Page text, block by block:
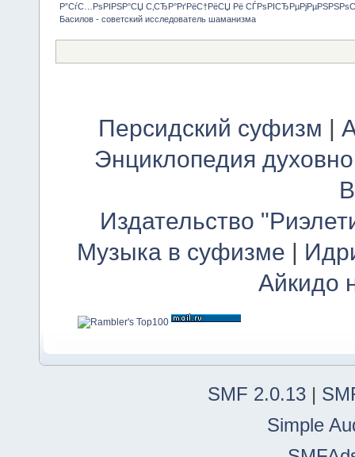
Р”СѓС…РѕРІРЅР°СЏ С‚СЂР°РґРёС†РёСЏ Рё
Басилов - советский исследователь шаманизма
Персидский суфизм |
Энциклопедия
Издательство
Музыка в суфизме |
Айкидо
SMF 2.0.13 |
Simple